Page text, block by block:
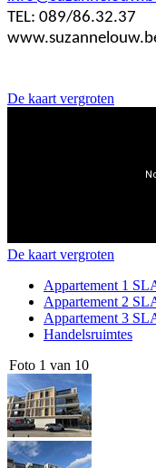
TEL: 089/86.32.37
De kaart vergroten
De kaart vergroten
Appartement 1
Appartement 2
Appartement 3
Handelsruimtes
Foto 1 van 10